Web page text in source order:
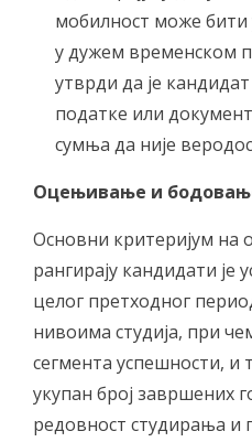
мобилност може бити
у дужем временском
утврди да је
податке или
сумња да није
Оцењивање и
Основни критеријум на
рангирају кандидати је
целог претходног
нивоима студија, при
сегмента успешности, и
укупан број завршених
редовност студирања и